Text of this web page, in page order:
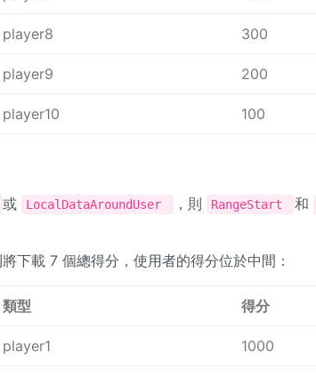
player8 300
player9 200
player10 100
或 LocalDataAroundUser ，則 RangeStart 和
將下載 7 個總得分，使用者的得分位於中間：
類型 得分
player1 1000